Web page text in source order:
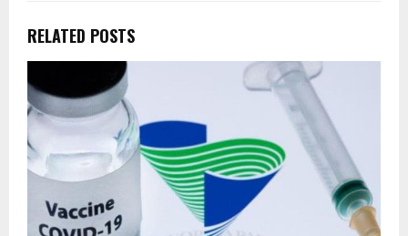
RELATED POSTS